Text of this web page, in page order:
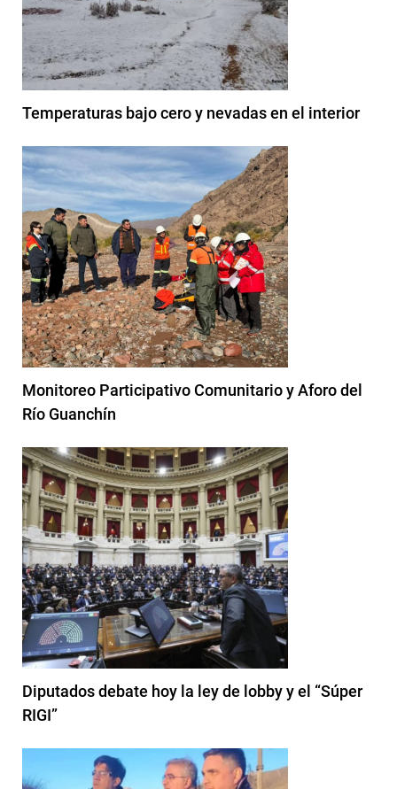
Temperaturas bajo cero y nevadas en el interior
Monitoreo Participativo Comunitario y Aforo del
Río Guanchín
Diputados debate hoy la ley de lobby y el “Súper
RIGI”